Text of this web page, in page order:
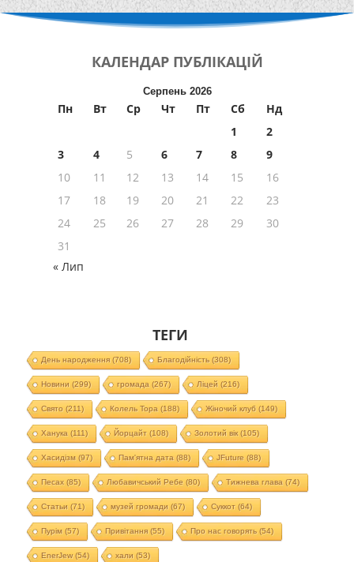
КАЛЕНДАР ПУБЛІКАЦІЙ
Серпень 2026
Пн Вт Ср Чт Пт Сб
Нд
1
2
3
4 5 6 7 8
9
10
11 12 13 14 15
16
17
18 19 20 21 22
23
24
25 26 27 28 29
30
31
« Лип
ТЕГИ
День народження(708) Благодійність (308)
Новини (299) громада (267) Ліцей (216)
Свято (211) Колель Тора (188) Жіночий клуб (149)
Ханука (111) Йорцайт (108) Золотий вік(105)
Хасидізм (97) Пам'ятна дата (88) JFuture (88)
Песах(85) Любавичський Ребе (80) Тижнева глава (74)
Статьи (71) музей громади (67) Суккот (64)
Пурім (57) Привітання(55) Про нас говорять (54)
EnerJew(54) хали (53)